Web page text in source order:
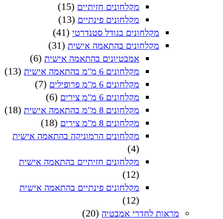
מקלחונים חזיתיים (15)
מקלחונים פינתיים (13)
מקלחונים בגודל סטנדרטי (41)
מקלחונים בהתאמה אישית (31)
אמבטיונים בהתאמה אישית (6)
מקלחונים 6 מ"מ בהתאמה אישית (13)
מקלחונים 6 מ"מ פרופילים (7)
מקלחונים 6 מ"מ צירים (6)
מקלחונים 8 מ"מ בהתאמה אישית (18)
מקלחונים 8 מ"מ צירים (18)
מקלחונים הרמוניקה בהתאמה אישית
(4)
מקלחונים חזיתיים בהתאמה אישית
(12)
מקלחונים פינתיים בהתאמה אישית
(12)
מראות לחדרי אמבטיה (20)